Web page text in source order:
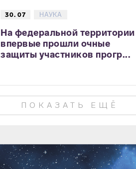
30. 07 НАУКА
На федеральной территории
впервые прошли очные
защиты участников прогр...
ПОКАЗАТЬ ЕЩЁ